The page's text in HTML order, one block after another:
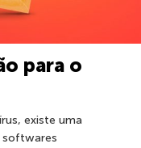
para o
existe uma
softwares